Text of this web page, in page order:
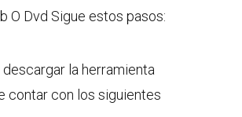
O Dvd Sigue estos pasos:
la herramienta
contar con los siguientes